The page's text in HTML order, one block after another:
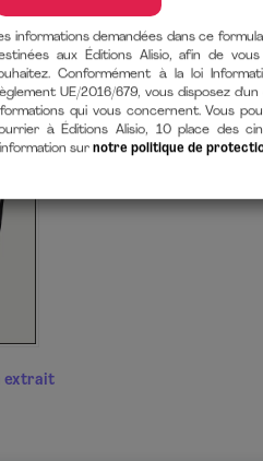
extrait
informations demandées dans ce
aux Éditions Alisio, afin de
Conformément à la loi
UE/2016/679, vous disposez
qui vous concernent. Vous